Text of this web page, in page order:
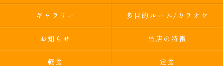
ギャラリー 多目的ルーム/カラオケ
お知らせ 当店の特徴
軽食 定食